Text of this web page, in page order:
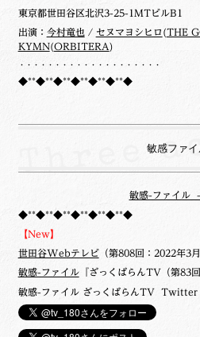
東京都世田谷区北沢3-25-1MTビルB1
出演： 今村竜也 / セヌマヨシヒロ (THE
KYMN(ORBITERA)
・・・・・・・・・・・・・・・・・・・・
◆**◆**◆**◆**◆**◆**◆
敏感ファ
敏感-ファイル
◆**◆**◆**◆**◆**◆**◆
【New】
世田谷Webテレビ（第808回：2022年3
敏感-ファイル『ざっくばらんTV（第83回
敏感-ファイル ざっくばらんTV Twitter